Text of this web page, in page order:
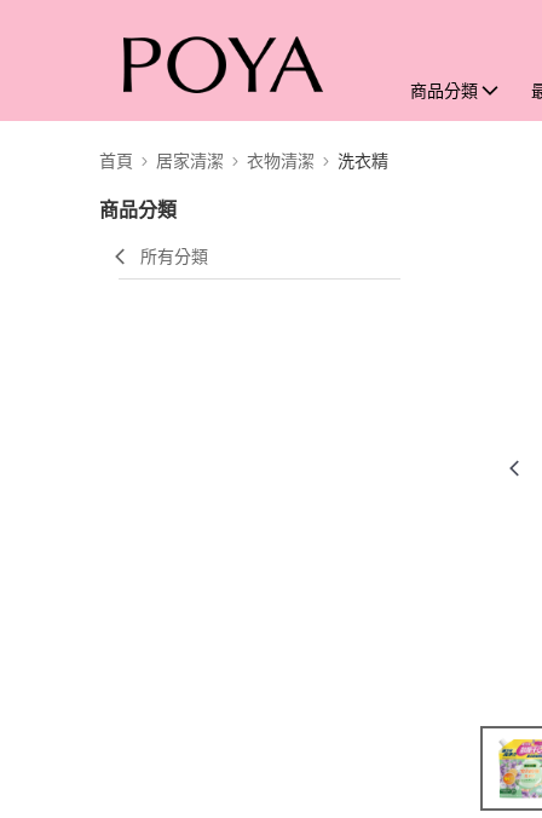
商品分類
首頁 居家清潔 衣物清潔 洗衣精
商品分類
所有分類